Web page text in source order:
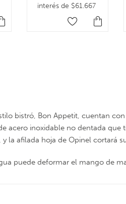
interés de $61.667
bistró, Bon Appetit, cuentan
acero inoxidable no dentada que
la afilada hoja de Opinel cortará
puede deformar el mango de